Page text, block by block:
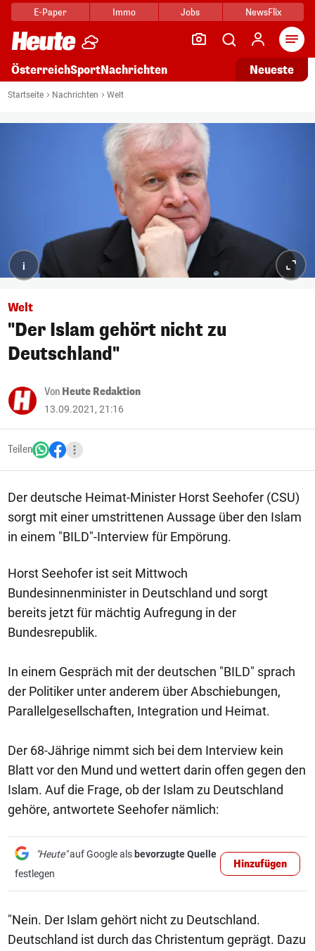
E-Paper Immo Jobs NewsFlix
ÖsterreichSportNachrichten Neueste
Startseite Nachrichten Welt
i
Welt
"Der Islam gehört nicht zu
Deutschland"
Von Heute Redaktion
13.09.2021, 21:16
Teilen
Der deutsche Heimat-Minister Horst Seehofer (CSU)
sorgt mit einer umstrittenen Aussage über den Islam
in einem "BILD"-Interview für Empörung.
Horst Seehofer ist seit Mittwoch
Bundesinnenminister in Deutschland und sorgt
bereits jetzt für mächtig Aufregung in der
Bundesrepublik.
In einem Gespräch mit der deutschen "BILD" sprach
der Politiker unter anderem über Abschiebungen,
Parallelgesellschaften, Integration und Heimat.
Der 68-Jährige nimmt sich bei dem Interview kein
Blatt vor den Mund und wettert darin offen gegen den
Islam. Auf die Frage, ob der Islam zu Deutschland
gehöre, antwortete Seehofer nämlich:
"Heute"auf Google als bevorzugte Quelle
festlegen
Hinzufügen
"Nein. Der Islam gehört nicht zu Deutschland.
Deutschland ist durch das Christentum geprägt. Dazu